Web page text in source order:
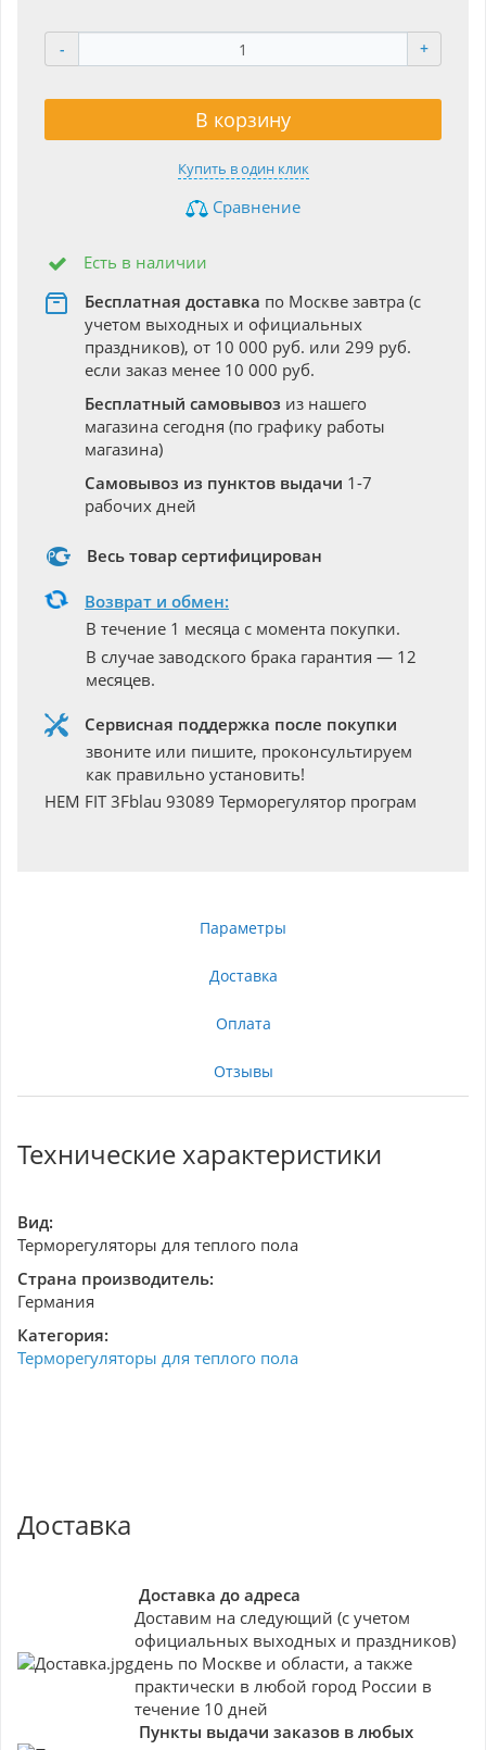
- +
В корзину
Купить в один клик
Сравнение
Есть в наличии
Бесплатная доставка по Москве завтра (с
учетом выходных и официальных
праздников), от 10 000 руб. или 299 руб.
если заказ менее 10 000 руб.
Бесплатный самовывоз из нашего
магазина сегодня (по графику работы
магазина)
Самовывоз из пунктов выдачи 1-7
рабочих дней
Весь товар сертифицирован
Возврат и обмен:
В течение 1 месяца с момента покупки.
В случае заводского брака гарантия — 12
месяцев.
Сервисная поддержка после покупки
звоните или пишите, проконсультируем
как правильно установить!
HEM FIT 3Fblau 93089 Терморегулятор програм
Параметры
Доставка
Оплата
Отзывы
Технические характеристики
Вид:
Терморегуляторы для теплого пола
Страна производитель:
Германия
Категория:
Терморегуляторы для теплого пола
Доставка
Доставка до адреса
Доставим на следующий (с учетом
официальных выходных и праздников)
день по Москве и области, а также
практически в любой город России в
течение 10 дней
Пункты выдачи заказов в любых